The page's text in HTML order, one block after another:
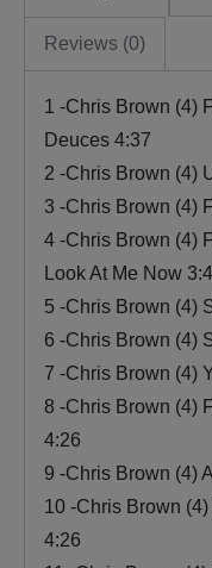
Reviews (0)
1 -Chris Brown (4)
Deuces 4:37
2 -Chris Brown (4)
3 -Chris Brown (4)
4 -Chris Brown (4)
Look At Me Now
5 -Chris Brown (4)
6 -Chris Brown (4)
7 -Chris Brown (4)
8 -Chris Brown (4)
4:26
9 -Chris Brown (4)
10 -Chris Brown
4:26